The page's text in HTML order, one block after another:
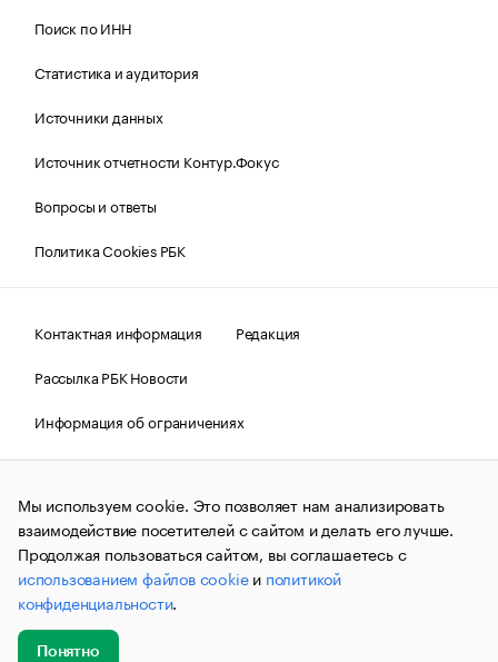
Поиск по ИНН
Статистика и аудитория
Источники данных
Источник отчетности Контур.Фокус
Вопросы и ответы
Политика Cookies РБК
Контактная информация
Редакция
Рассылка РБК Новости
Информация об ограничениях
Правовая информация
О соблюдении авторских прав
© АО «РОСБИЗНЕСКОНСАЛТИНГ»,1995–2026.Сообщения
и материалы информационного агентства «РБК»
(зарегистрировано Федеральной службой по надзору в сфере
связи, информационных технологий и массовых
коммуникаций (Роскомнадзор) 09.12.2015 за номером ИА
№ФС77-63848) сопровождаются пометкой «РБК». Отдельные
публикации могут содержать информацию,
не предназначенную для пользователей
до 18 лет.
Мы используем cookie. Это позволяет нам анализировать
взаимодействие посетителей с сайтом и делать его лучше.
Продолжая пользоваться сайтом, вы соглашаетесь с
использованием файлов cookieи политикой
конфиденциальности.
Понятно